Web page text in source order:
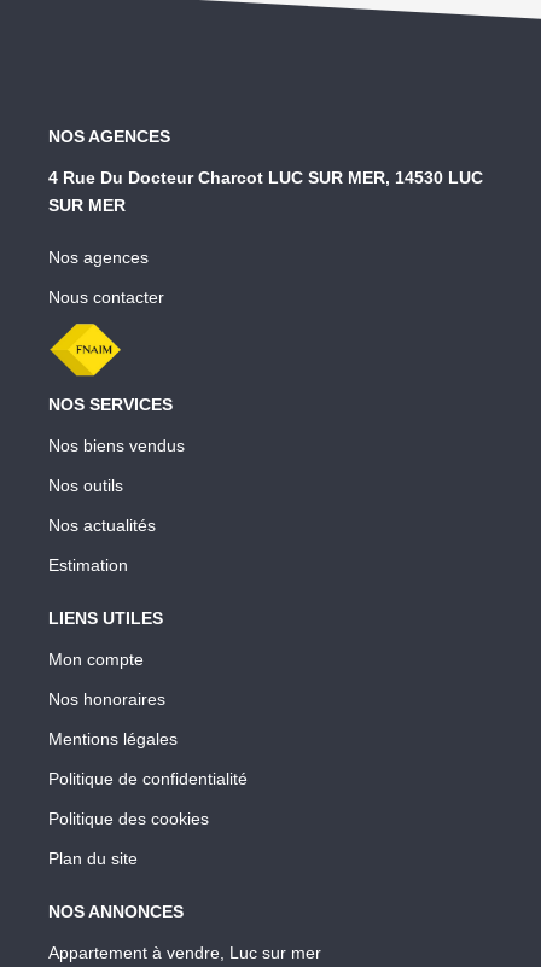
NOS AGENCES
4 Rue Du Docteur Charcot LUC SUR MER, 14530 LUC
SUR MER
Nos agences
Nous contacter
NOS SERVICES
Nos biens vendus
Nos outils
Nos actualités
Estimation
LIENS UTILES
Mon compte
Nos honoraires
Mentions légales
Politique de confidentialité
Politique des cookies
Plan du site
NOS ANNONCES
Appartement à vendre, Luc sur mer